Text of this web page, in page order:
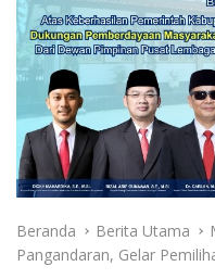
Beranda Berita Utama
Pangandaran, Gelar